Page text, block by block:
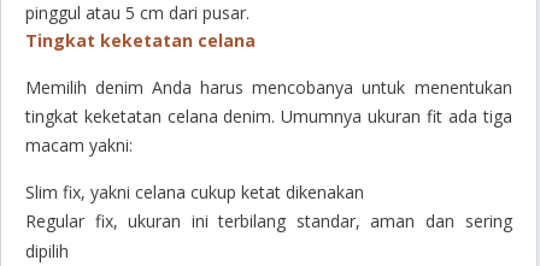
pinggul atau 5 cm dari pusar.
Tingkat keketatan celana
Memilih denim Anda harus mencobanya untuk menentukan
tingkat keketatan celana denim. Umumnya ukuran fit ada tiga
macam yakni:
Slim fix, yakni celana cukup ketat dikenakan
Regular fix, ukuran ini terbilang standar, aman dan sering
dipilih